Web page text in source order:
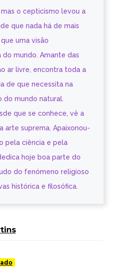
o cepticismo levou a
que nada há de mais
uma visão
do mundo. Amante das
ar livre, encontra toda a
de que necessita na
do mundo natural.
que se conhece, vê a
arte suprema. Apaixonou-
pela ciência e pela
hoje boa parte do
do fenómeno religioso
histórica e filosófica.